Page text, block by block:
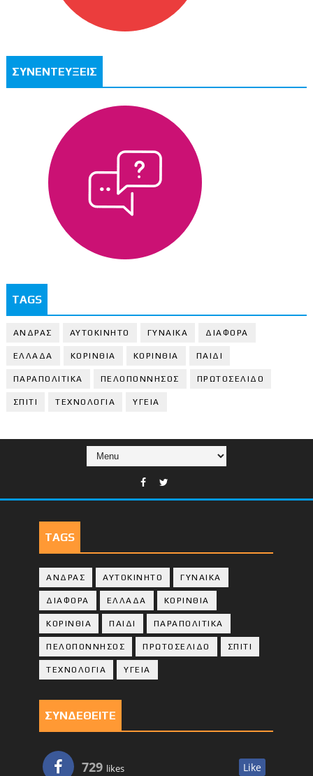
ΣΥΝΕΝΤΕΥΞΕΙΣ
TAGS
ΑΝΔΡΑΣ ΑΥΤΟΚΙΝΗΤΟ ΓΥΝΑΙΚΑ ΔΙΑΦΟΡΑ
ΕΛΛΑΔΑ ΚΟΡΙΝΘΙΑ ΚΟΡΙΝΘΙA ΠΑΙΔΙ
ΠΑΡΑΠΟΛΙΤΙΚΑ ΠΕΛΟΠΟΝΝΗΣΟΣ ΠΡΩΤΟΣΕΛΙΔΟ
ΣΠΙΤΙ ΤΕΧΝΟΛΟΓΙΑ ΥΓΕΙΑ
TAGS
ΑΝΔΡΑΣ ΑΥΤΟΚΙΝΗΤΟ ΓΥΝΑΙΚΑ
ΔΙΑΦΟΡΑ ΕΛΛΑΔΑ ΚΟΡΙΝΘΙΑ
ΚΟΡΙΝΘΙA ΠΑΙΔΙ ΠΑΡΑΠΟΛΙΤΙΚΑ
ΠΕΛΟΠΟΝΝΗΣΟΣ ΠΡΩΤΟΣΕΛΙΔΟ ΣΠΙΤΙ
ΤΕΧΝΟΛΟΓΙΑ ΥΓΕΙΑ
ΣΥΝΔΕΘΕΙΤΕ
729 likes Like